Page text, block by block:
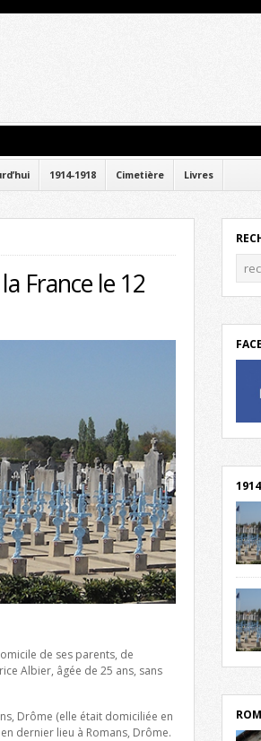
1914-1918 Cimetière Livres
France le 12
de ses parents, de
Albier, âgée de 25 ans, sans
Drôme (elle était domiciliée en
dernier lieu à Romans, Drôme.
par